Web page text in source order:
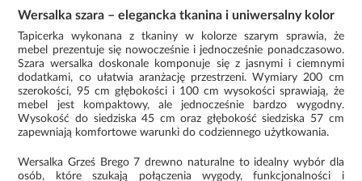
Wersalka szara – elegancka tkanina i uniwersalny kolor
Tapicerka wykonana z tkaniny w kolorze szarym sprawia, że
mebel prezentuje się nowocześnie i jednocześnie ponadczasowo.
Szara wersalka doskonale komponuje się z jasnymi i ciemnymi
dodatkami, co ułatwia aranżację przestrzeni. Wymiary 200 cm
szerokości, 95 cm głębokości i 100 cm wysokości sprawiają, że
mebel jest kompaktowy, ale jednocześnie bardzo wygodny.
Wysokość do siedziska 45 cm oraz głębokość siedziska 57 cm
zapewniają komfortowe warunki do codziennego użytkowania.
Wersalka Grześ Brego 7 drewno naturalne to idealny wybór dla
osób, które szukają połączenia wygody, funkcjonalności i